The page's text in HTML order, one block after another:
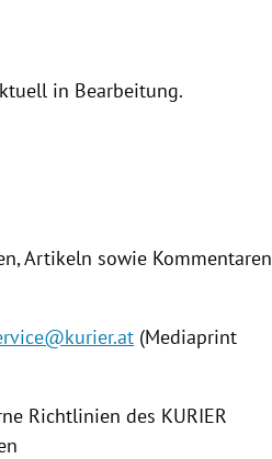
in Bearbeitung.
Artikeln sowie Kommentaren
(Mediaprint
Richtlinien des KURIER